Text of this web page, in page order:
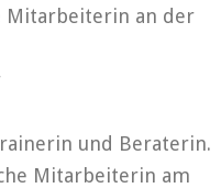
Mitarbeiterin an der
und Beraterin.
Mitarbeiterin am